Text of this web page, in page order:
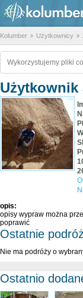
Kolumber Użytkownicy
Wykorzystujemy pliki
Użytkownik
opis:
opisy wypraw można
poprawić
Ostatnie
Nie ma podróży o
Ostatnio